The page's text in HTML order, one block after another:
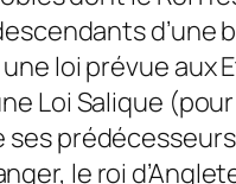
loi prévue aux
Loi Salique
ses
le roi